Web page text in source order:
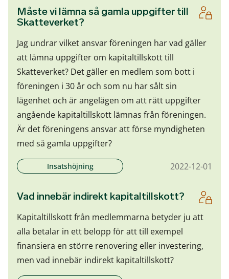
Måste vi lämna så gamla uppgifter till
Skatteverket?
Jag undrar vilket ansvar föreningen har vad gäller
att lämna uppgifter om kapitaltillskott till
Skatteverket? Det gäller en medlem som bott i
föreningen i 30 år och som nu har sålt sin
lägenhet och är angelägen om att rätt uppgifter
angående kapitaltillskott lämnas från föreningen.
Är det föreningens ansvar att förse myndigheten
med så gamla uppgifter?
Insatshöjning 2022-12-01
Vad innebär indirekt kapitaltillskott?
Kapitaltillskott från medlemmarna betyder ju att
alla betalar in ett belopp för att till exempel
finansiera en större renovering eller investering,
men vad innebär indirekt kapitaltillskott?